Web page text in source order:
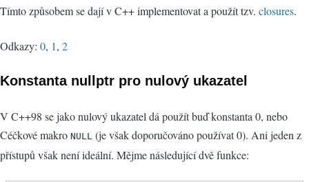
Tímto způsobem se dají v C++ implementovat a použít tzv. closures.
Odkazy: 0, 1, 2
Konstanta nullptr pro nulový ukazatel
V C++98 se jako nulový ukazatel dá použít buď konstanta 0, nebo
Céčkové makro NULL (je však doporučováno používat 0). Ani jeden z
přístupů však není ideální. Mějme následující dvě funkce: